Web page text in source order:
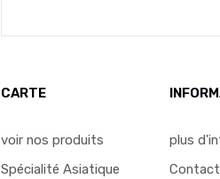
CARTE
voir nos produits
Spécialité Asiatique
plus